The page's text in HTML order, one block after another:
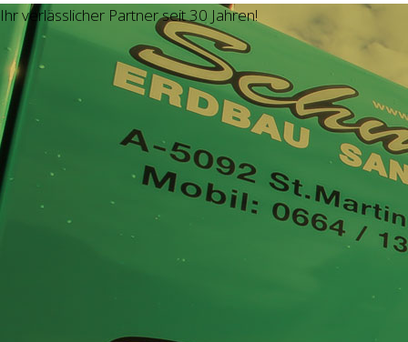
Ihr verlässlicher Partner seit 30 Jahren!